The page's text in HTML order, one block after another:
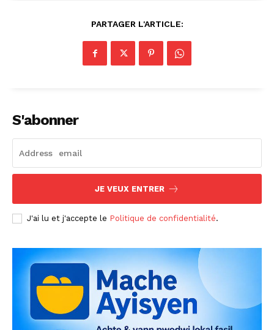
PARTAGER L'ARTICLE:
S'abonner
JE VEUX ENTRER
J'ai lu et j'accepte le Politique de confidentialité.